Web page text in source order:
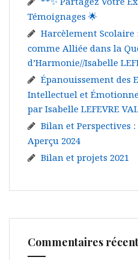
Témoignages 🌟
Harcèlement Scolaire
comme Alliée dans la
d’Harmonie//Isabelle
Épanouissement des
Intellectuel et
par Isabelle LEFEVRE
Bilan et Perspectives
Aperçu 2024
Bilan et projets 2021
Commentaires